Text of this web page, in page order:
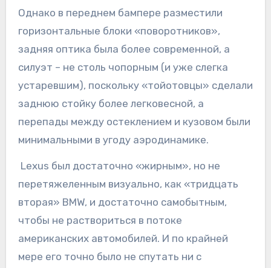
Однако в переднем бампере разместили
горизонтальные блоки «поворотников»,
задняя оптика была более современной, а
силуэт – не столь чопорным (и уже слегка
устаревшим), поскольку «тойотовцы» сделали
заднюю стойку более легковесной, а
перепады между остеклением и кузовом были
минимальными в угоду аэродинамике.
Lexus был достаточно «жирным», но не
перетяжеленным визуально, как «тридцать
вторая» BMW, и достаточно самобытным,
чтобы не раствориться в потоке
американских автомобилей. И по крайней
мере его точно было не спутать ни с